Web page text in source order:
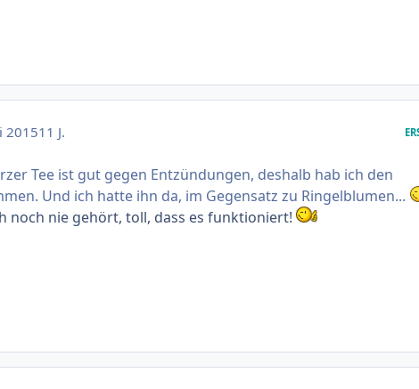
201511 J.
Tee ist gut gegen Entzündungen, deshalb hab ich den
Und ich hatte ihn da, im Gegensatz zu Ringelblumen...
noch nie gehört, toll, dass es funktioniert!